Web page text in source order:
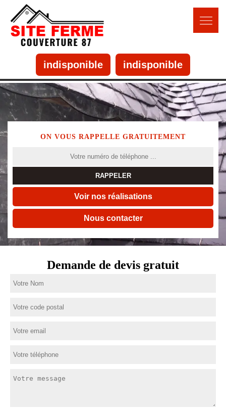
indisponible indisponible
ON VOUS RAPPELLE GRATUITEMENT
Voir nos réalisations
Nous contacter
Demande de devis gratuit